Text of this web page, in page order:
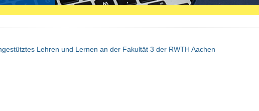
Lehren und Lernen an der Fakultät 3 der RWTH Aachen